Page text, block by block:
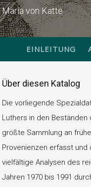
Maria von Katte
EINLEITUNG
Über diesen Katalog
Die vorliegende
Luthers in den Beständen
größte Sammlung an
Provenienzen erfasst
vielfältige Analysen des
Jahren 1970 bis 1991